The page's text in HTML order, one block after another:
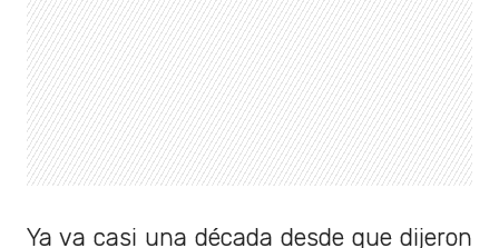
Ya va casi una década desde que dijeron